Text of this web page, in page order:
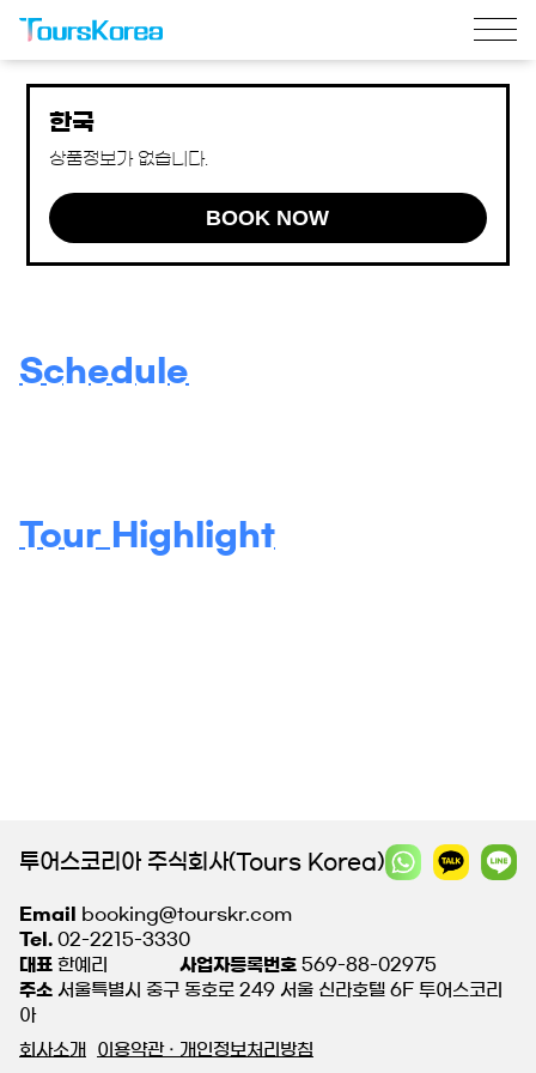
한국
상품정보가 없습니다.
BOOK NOW
Schedule
Tour Highlight
투어스코리아 주식회사(Tours Korea)
Email
booking@tourskr.com
Tel. 02-2215-3330
대표 한예리 사업자등록번호 569-88-02975
주소 서울특별시 중구 동호로 249 서울 신라호텔 6F 투어스코리
아
회사소개
이용약관 · 개인정보처리방침